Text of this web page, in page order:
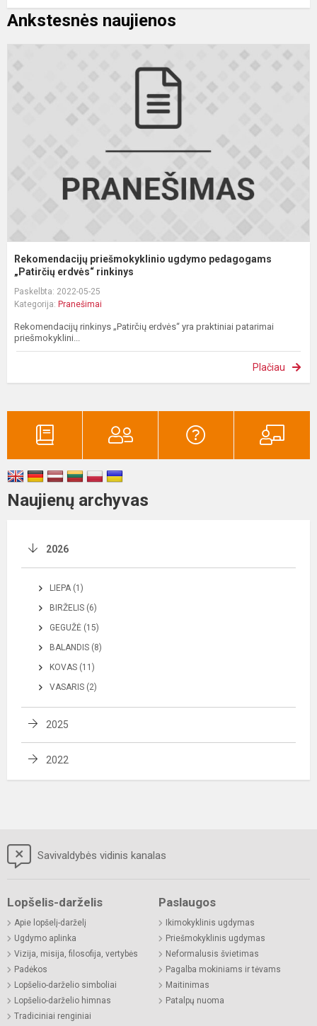
Ankstesnės naujienos
Rekomendacijų priešmokyklinio ugdymo pedagogams
„Patirčių erdvės“ rinkinys
Paskelbta: 2022-05-25
Kategorija: Pranešimai
Rekomendacijų rinkinys „Patirčių erdvės“ yra praktiniai patarimai
priešmokyklini...
Plačiau
Naujienų archyvas
2026
LIEPA (1)
BIRŽELIS (6)
GEGUŽĖ (15)
BALANDIS (8)
KOVAS (11)
VASARIS (2)
2025
2022
Savivaldybės vidinis kanalas
Lopšelis-darželis
Apie lopšelį-darželį
Ugdymo aplinka
Vizija, misija, filosofija, vertybės
Padėkos
Lopšelio-darželio simboliai
Lopšelio-darželio himnas
Tradiciniai renginiai
Paslaugos
Ikimokyklinis ugdymas
Priešmokyklinis ugdymas
Neformalusis švietimas
Pagalba mokiniams ir tėvams
Maitinimas
Patalpų nuoma